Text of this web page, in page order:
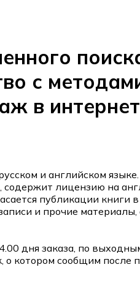
с
в
и английском языке.
лицензию на
публикации книги
и прочие материалы,
дня заказа, по
котором сообщим после